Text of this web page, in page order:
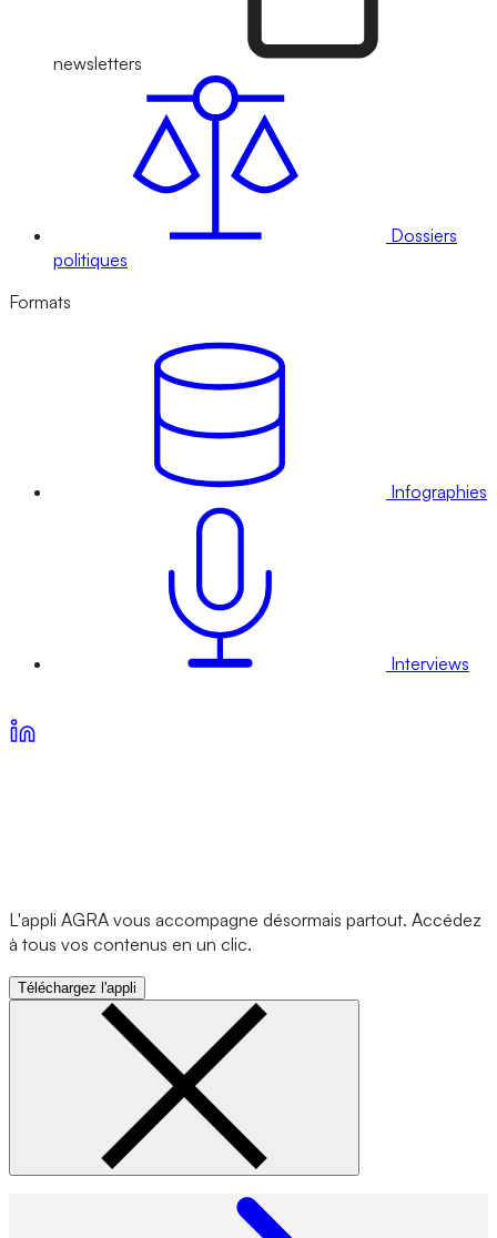
newsletters
Dossiers
politiques
Formats
Infographies
Interviews
L'appli AGRA vous accompagne désormais partout. Accédez
à tous vos contenus en un clic.
Téléchargez l'appli